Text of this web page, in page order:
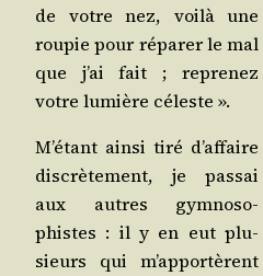
de votre nez, voi­là une
rou­pie pour répa­rer le mal
que j’ai fait ; repre­nez
votre lumière céleste ».
M’é­tant ain­si tiré d’af­faire
dis­crè­te­ment, je pas­sai
aux autres gym­no­so­
phistes : il y en eut plu­
sieurs qui m’ap­por­tèrent